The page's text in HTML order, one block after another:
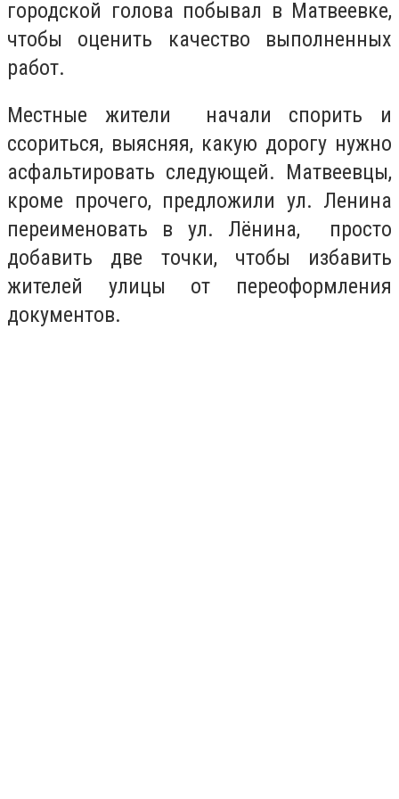
городской голова побывал в Матвеевке,
чтобы оценить качество выполненных
работ.
Местные жители начали спорить и
ссориться, выясняя, какую дорогу нужно
асфальтировать следующей. Матвеевцы,
кроме прочего, предложили ул. Ленина
переименовать в ул. Лёнина, просто
добавить две точки, чтобы избавить
жителей улицы от переоформления
документов.